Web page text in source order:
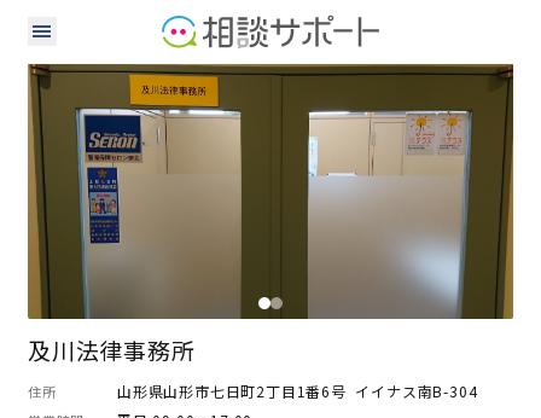
及川法律事務所
住所 山形県山形市七日町2丁目1番6号 イイナス南B-304